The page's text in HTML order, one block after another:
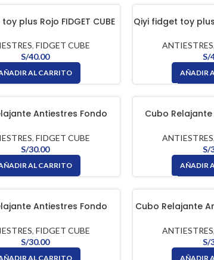
plus Rojo FIDGET CUBE
, FIDGET CUBE
S/40.00
AL CARRITO
Qiyi fidget toy plus
ANTIESTRES
S/
AÑADIR
Antiestres Fondo
CUBE
, FIDGET CUBE
S/30.00
AL CARRITO
Cubo
ANTIESTRES
S/
AÑADIR
Antiestres Fondo
CUBE
, FIDGET CUBE
S/30.00
AL CARRITO
Cubo Relajante
ANTIESTRES
S/
AÑADIR